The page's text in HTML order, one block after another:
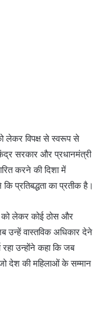
लेकर विपक्ष से स्वरूप से
सरकार और प्रधानमंत्री
करने की दिशा में
प्रतिबद्धता का प्रतीक है।
को लेकर कोई ठोस और
उन्हें वास्तविक अधिकार देने
उन्होंने कहा कि जब
देश की महिलाओं के सम्मान